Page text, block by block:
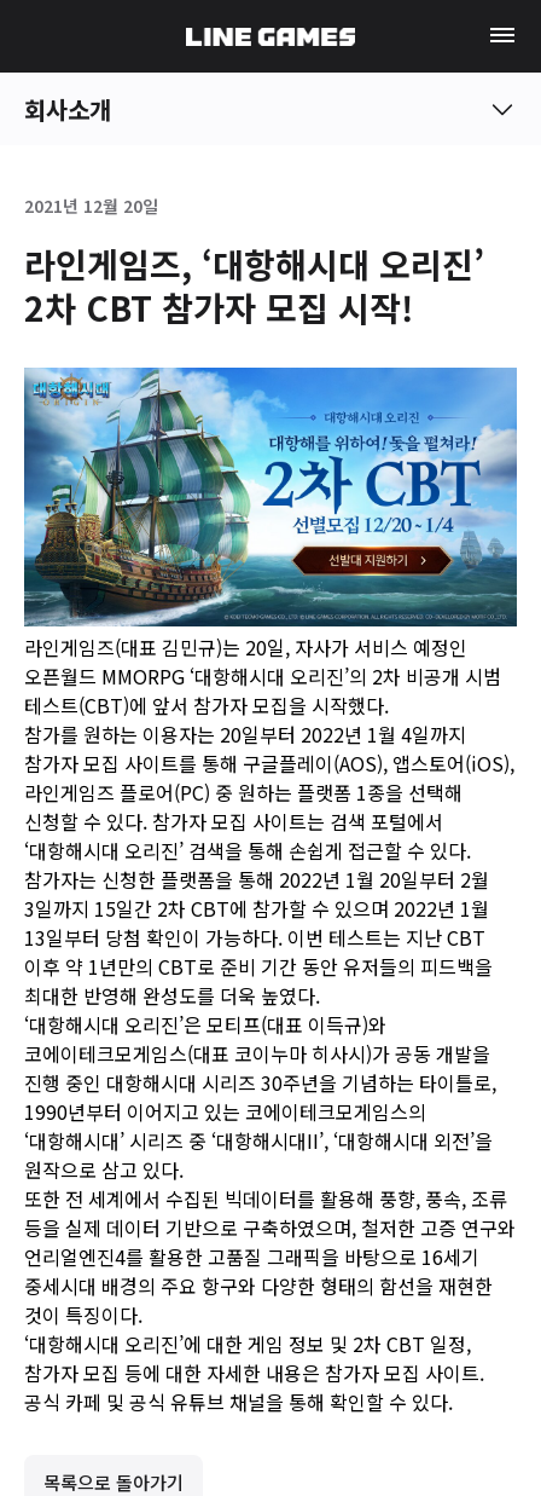
회사소개
2021년 12월 20일
라인게임즈, ‘대항해시대 오리진’
2차 CBT 참가자 모집 시작!
라인게임즈(대표 김민규)는 20일, 자사가 서비스 예정인
오픈월드 MMORPG ‘대항해시대 오리진’의 2차 비공개 시범
테스트(CBT)에 앞서 참가자 모집을 시작했다.
참가를 원하는 이용자는 20일부터 2022년 1월 4일까지
참가자 모집 사이트를 통해 구글플레이(AOS), 앱스토어(iOS),
라인게임즈 플로어(PC) 중 원하는 플랫폼 1종을 선택해
신청할 수 있다. 참가자 모집 사이트는 검색 포털에서
‘대항해시대 오리진’ 검색을 통해 손쉽게 접근할 수 있다.
참가자는 신청한 플랫폼을 통해 2022년 1월 20일부터 2월
3일까지 15일간 2차 CBT에 참가할 수 있으며 2022년 1월
13일부터 당첨 확인이 가능하다. 이번 테스트는 지난 CBT
이후 약 1년만의 CBT로 준비 기간 동안 유저들의 피드백을
최대한 반영해 완성도를 더욱 높였다.
‘대항해시대 오리진’은 모티프(대표 이득규)와
코에이테크모게임스(대표 코이누마 히사시)가 공동 개발을
진행 중인 대항해시대 시리즈 30주년을 기념하는 타이틀로,
1990년부터 이어지고 있는 코에이테크모게임스의
‘대항해시대’ 시리즈 중 ‘대항해시대II’, ‘대항해시대 외전’을
원작으로 삼고 있다.
또한 전 세계에서 수집된 빅데이터를 활용해 풍향, 풍속, 조류
등을 실제 데이터 기반으로 구축하였으며, 철저한 고증 연구와
언리얼엔진4를 활용한 고품질 그래픽을 바탕으로 16세기
중세시대 배경의 주요 항구와 다양한 형태의 함선을 재현한
것이 특징이다.
‘대항해시대 오리진’에 대한 게임 정보 및 2차 CBT 일정,
참가자 모집 등에 대한 자세한 내용은 참가자 모집 사이트.
공식 카페 및 공식 유튜브 채널을 통해 확인할 수 있다.
목록으로 돌아가기